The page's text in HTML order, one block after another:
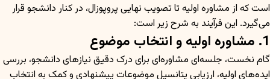
است که از مشاوره اولیه تا تصویب نهایی پروپوزال، در کنار دانشجو قرار
می‌گیرد. این فرآیند به شرح زیر است:
1. مشاوره اولیه و انتخاب موضوع
گام نخست، جلسه‌ای مشاوره‌ای برای درک دقیق نیازهای دانشجو، بررسی
ایده‌های اولیه، ارزیابی پتانسیل موضوعات پیشنهادی و کمک به انتخاب